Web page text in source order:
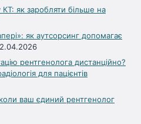
КТ: як заробляти більше на
як аутсорсинг допомагає
рентгенолога дистанційно?
для пацієнтів
ваш єдиний рентгенолог